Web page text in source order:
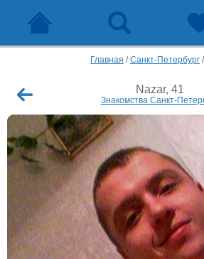
Главная /Санкт-Петербург /
Nazar, 41
Знакомства Санкт-